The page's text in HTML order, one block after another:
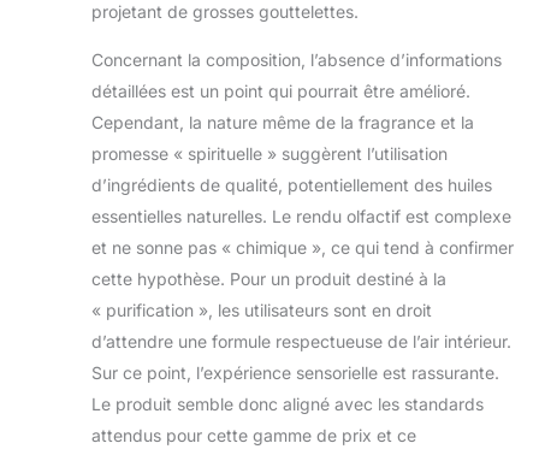
projetant de grosses gouttelettes.
Concernant la composition, l’absence d’informations
détaillées est un point qui pourrait être amélioré.
Cependant, la nature même de la fragrance et la
promesse « spirituelle » suggèrent l’utilisation
d’ingrédients de qualité, potentiellement des huiles
essentielles naturelles. Le rendu olfactif est complexe
et ne sonne pas « chimique », ce qui tend à confirmer
cette hypothèse. Pour un produit destiné à la
« purification », les utilisateurs sont en droit
d’attendre une formule respectueuse de l’air intérieur.
Sur ce point, l’expérience sensorielle est rassurante.
Le produit semble donc aligné avec les standards
attendus pour cette gamme de prix et ce